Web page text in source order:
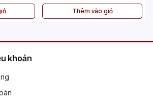
Thêm vào giỏ
khoản